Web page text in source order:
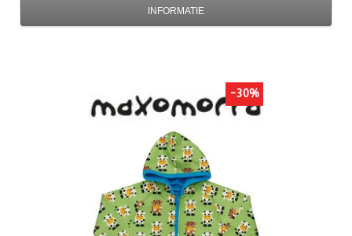
INFORMATIE
-30%